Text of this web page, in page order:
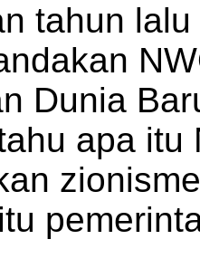
tahun
Dunia
apa itu